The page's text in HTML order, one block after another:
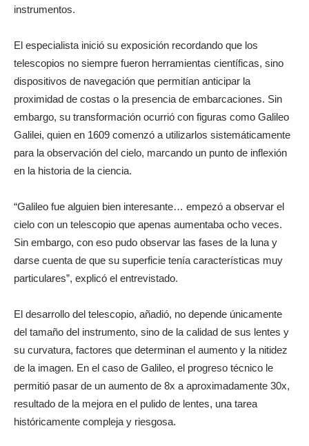
instrumentos.
El especialista inició su exposición recordando que los
telescopios no siempre fueron herramientas científicas, sino
dispositivos de navegación que permitían anticipar la
proximidad de costas o la presencia de embarcaciones. Sin
embargo, su transformación ocurrió con figuras como Galileo
Galilei, quien en 1609 comenzó a utilizarlos sistemáticamente
para la observación del cielo, marcando un punto de inflexión
en la historia de la ciencia.
“Galileo fue alguien bien interesante… empezó a observar el
cielo con un telescopio que apenas aumentaba ocho veces.
Sin embargo, con eso pudo observar las fases de la luna y
darse cuenta de que su superficie tenía características muy
particulares”, explicó el entrevistado.
El desarrollo del telescopio, añadió, no depende únicamente
del tamaño del instrumento, sino de la calidad de sus lentes y
su curvatura, factores que determinan el aumento y la nitidez
de la imagen. En el caso de Galileo, el progreso técnico le
permitió pasar de un aumento de 8x a aproximadamente 30x,
resultado de la mejora en el pulido de lentes, una tarea
históricamente compleja y riesgosa.